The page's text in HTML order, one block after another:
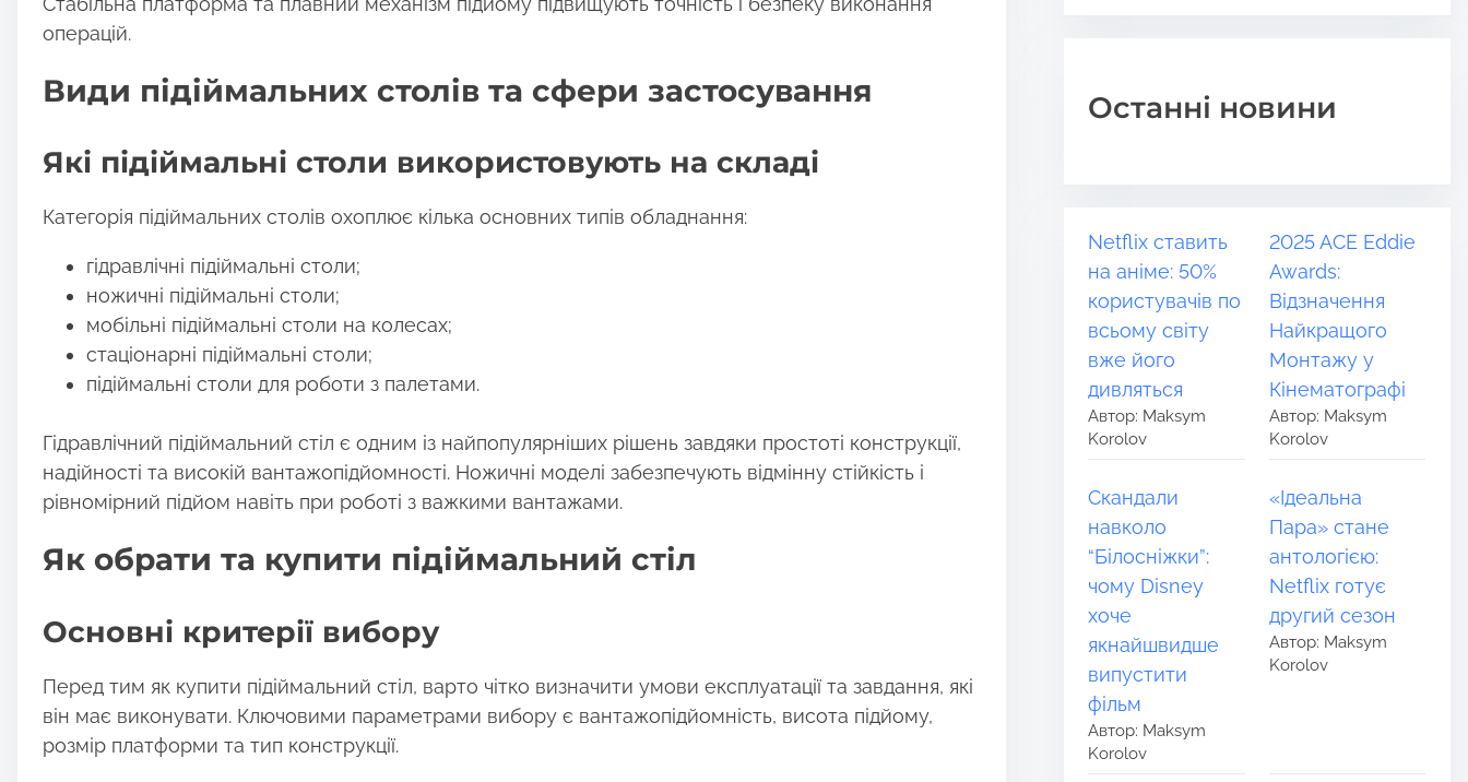
операцій.
Види підіймальних столів та сфери застосування
Які підіймальні столи використовують на складі
Категорія підіймальних столів охоплює кілька основних типів обладнання:
гідравлічні підіймальні столи;
ножичні підіймальні столи;
мобільні підіймальні столи на колесах;
стаціонарні підіймальні столи;
підіймальні столи для роботи з палетами.
Гідравлічний підіймальний стіл є одним із найпопулярніших рішень завдяки простоті конструкції,
надійності та високій вантажопідйомності. Ножичні моделі забезпечують відмінну стійкість і
рівномірний підйом навіть при роботі з важкими вантажами.
Як обрати та купити підіймальний стіл
Основні критерії вибору
Перед тим як купити підіймальний стіл, варто чітко визначити умови експлуатації та завдання, які
він має виконувати. Ключовими параметрами вибору є вантажопідйомність, висота підйому,
розмір платформи та тип конструкції.
Останні новини
Netflix ставить
на аніме: 50%
користувачів по
всьому світу
вже його
дивляться
Автор: Maksym
Korolov
2025 ACE Eddie
Awards:
Відзначення
Найкращого
Монтажу у
Кінематографі
Автор: Maksym
Korolov
Скандали
навколо
“Білосніжки”:
чому Disney
хоче
якнайшвидше
випустити
фільм
Автор: Maksym
Korolov
«Ідеальна
Пара» стане
антологією:
Netflix готує
другий сезон
Автор: Maksym
Korolov